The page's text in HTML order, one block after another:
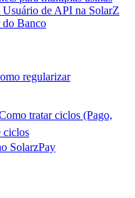
de API na SolarZ
do Banco
regularizar
tratar ciclos (Pago,
ciclos
SolarzPay